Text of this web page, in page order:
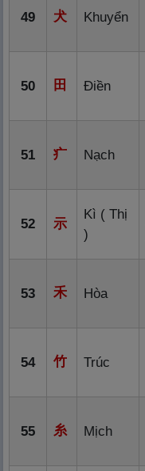
49 犬 Khuyển
50 田 Điền
51 疒 Nạch
52 示
Kì ( Thị
)
53 禾 Hòa
54 竹 Trúc
55 糸 Mịch